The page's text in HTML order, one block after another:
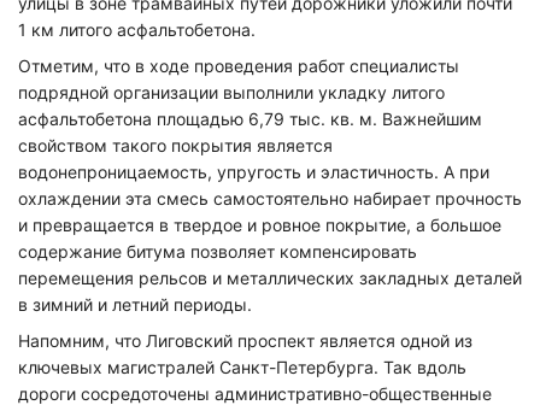
1 км литого асфальтобетона.
Отметим, что в ходе проведения работ специалисты
подрядной организации выполнили укладку литого
асфальтобетона площадью 6,79 тыс. кв. м. Важнейшим
свойством такого покрытия является
водонепроницаемость, упругость и эластичность. А при
охлаждении эта смесь самостоятельно набирает прочность
и превращается в твердое и ровное покрытие, а большое
содержание битума позволяет компенсировать
перемещения рельсов и металлических закладных деталей
в зимний и летний периоды.
Напомним, что Лиговский проспект является одной из
ключевых магистралей Санкт-Петербурга. Так вдоль
дороги сосредоточены административно-общественные